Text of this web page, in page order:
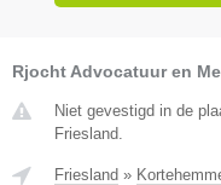
Rjocht Advocatuur en
Niet gevestigd in de
Friesland.
Friesland »